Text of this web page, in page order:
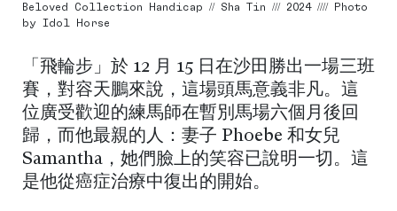
Beloved Collection Handicap // Sha Tin /// 2024 //// Photo
by Idol Horse
「飛輪步」於 12 月 15 日在沙田勝出一場三班
賽，對容天鵬來說，這場頭馬意義非凡。這
位廣受歡迎的練馬師在暫別馬場六個月後回
歸，而他最親的人：妻子 Phoebe 和女兒
Samantha，她們臉上的笑容已說明一切。這
是他從癌症治療中復出的開始。